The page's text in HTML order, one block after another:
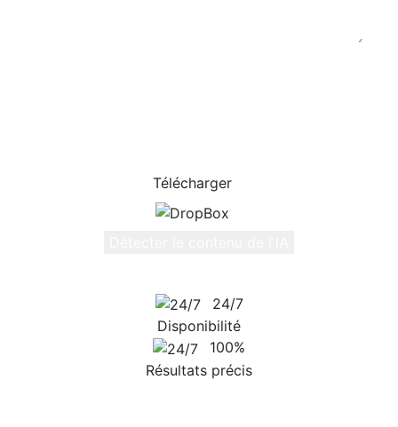
Télécharger
24/7
Disponibilité
100%
Résultats précis